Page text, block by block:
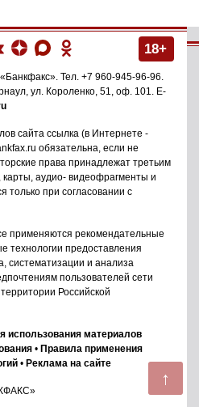
↑
18+
«Банкфакс» . Тел. +7 960-945-96-96
ул. Короленко, 51, оф. 101
. E-
сайта ссылка (в Интернете -
обязательна, если не
права принадлежат третьим
аудио- видеофрагменты и
только при согласовании с
применяются рекомендательные
технологии предоставления
систематизации и анализа
пользователей сети
Российской
использования материалов
• Правила применения
• Реклама на сайте